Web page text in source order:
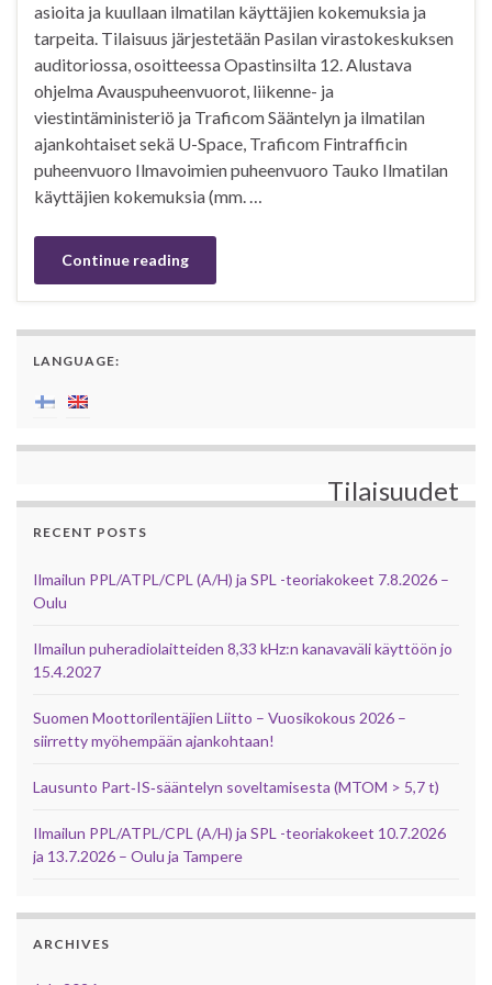
asioita ja kuullaan ilmatilan käyttäjien kokemuksia ja
tarpeita. Tilaisuus järjestetään Pasilan virastokeskuksen
auditoriossa, osoitteessa Opastinsilta 12. Alustava
ohjelma Avauspuheenvuorot, liikenne- ja
viestintäministeriö ja Traficom Sääntelyn ja ilmatilan
ajankohtaiset sekä U-Space, Traficom Fintrafficin
puheenvuoro Ilmavoimien puheenvuoro Tauko Ilmatilan
käyttäjien kokemuksia (mm. …
Continue reading
LANGUAGE:
Tilaisuudet
RECENT POSTS
Ilmailun PPL/ATPL/CPL (A/H) ja SPL -teoriakokeet 7.8.2026 –
Oulu
Ilmailun puheradiolaitteiden 8,33 kHz:n kanavaväli käyttöön jo
15.4.2027
Suomen Moottorilentäjien Liitto – Vuosikokous 2026 –
siirretty myöhempään ajankohtaan!
Lausunto Part‑IS‑sääntelyn soveltamisesta (MTOM > 5,7 t)
Ilmailun PPL/ATPL/CPL (A/H) ja SPL -teoriakokeet 10.7.2026
ja 13.7.2026 – Oulu ja Tampere
ARCHIVES